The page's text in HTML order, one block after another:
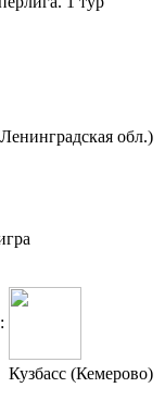
обл.)
:
Кузбасс (Кемерово)